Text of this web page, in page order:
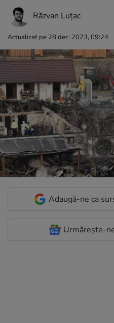
Răzvan Luțac
Actualizat pe 28 dec. 2023, 09:24
Adaugă-ne ca
Urmărește-